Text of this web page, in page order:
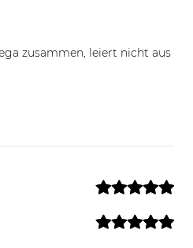
zusammen, leiert nicht aus